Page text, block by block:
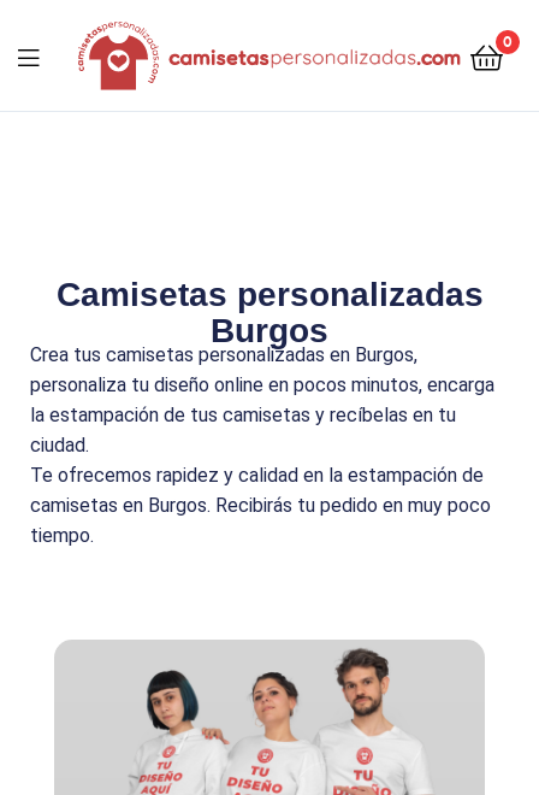
Camisetaspersonalizadas.com
0
Camisetas personalizadas
Burgos
Crea tus camisetas personalizadas en Burgos,
personaliza tu diseño online en pocos minutos, encarga
la estampación de tus camisetas y recíbelas en tu
ciudad.
Te ofrecemos rapidez y calidad en la estampación de
camisetas en Burgos. Recibirás tu pedido en muy poco
tiempo.